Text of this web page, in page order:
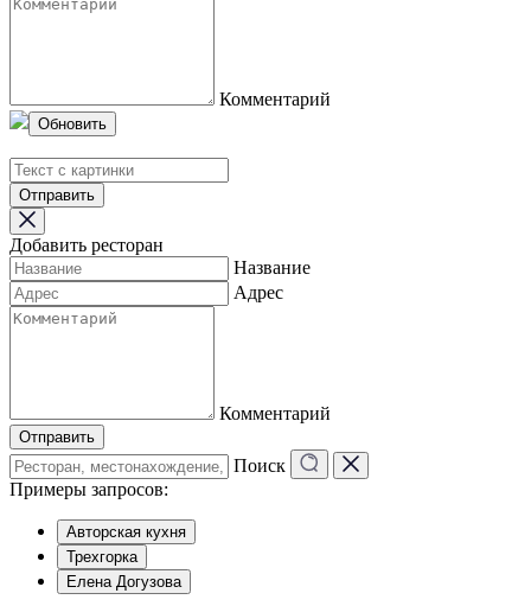
Комментарий
Обновить
Отправить
Добавить ресторан
Название
Адрес
Комментарий
Отправить
Поиск
Примеры запросов:
Авторская кухня
Трехгорка
Елена Догузова